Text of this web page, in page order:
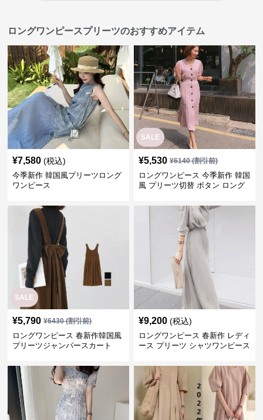
ロングワンピースプリーツのおすすめアイテム
¥7,580 (税込)
今季新作 韓国風プリーツロング
ワンピース
SALE
¥5,530 ¥6140(割引前)
ロングワンピース 今季新作 韓国
風 プリーツ切替 ボタン ロング
SALE
¥5,790 ¥6430(割引前)
ロングワンピース 春新作韓国風
プリーツジャンパースカート
¥9,200 (税込)
ロングワンピース 春新作 レディ
ース プリーツ シャツワンピース